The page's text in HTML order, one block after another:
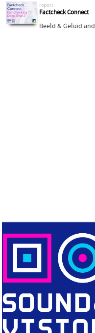
report
Factcheck Connect
Beeld & Geluid and